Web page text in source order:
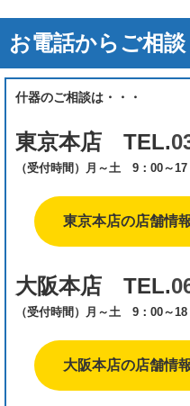
お電話からご相談
什器のご相談は・・・
東京本店 TEL.
（受付時間）月～土 9：00～
東京本店の店舗情
大阪本店 TEL.
（受付時間）月～土 9：00～
大阪本店の店舗情